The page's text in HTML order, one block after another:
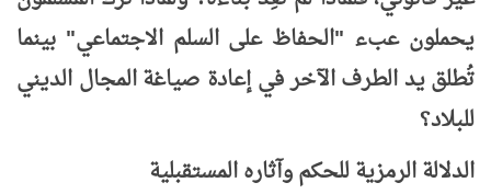
يحملون عبء "الحفاظ على السلم الاجتماعي" بينما
تُطلق يد الطرف الآخر في إعادة صياغة المجال الديني
للبلاد؟
الدلالة الرمزية للحكم وآثاره المستقبلية